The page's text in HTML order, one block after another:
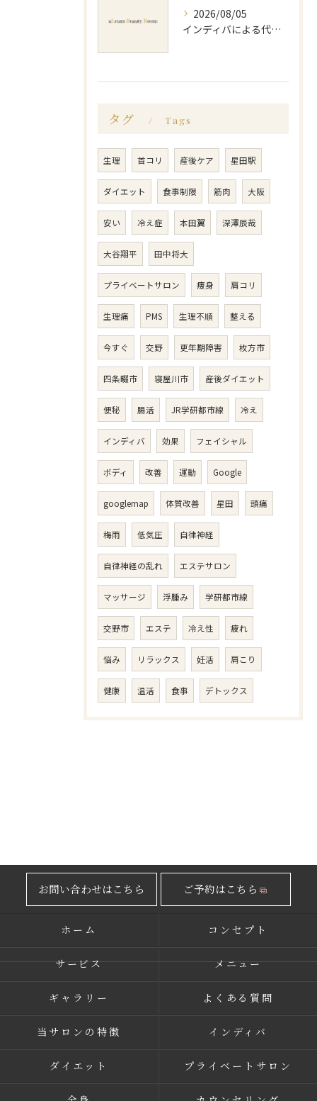
2026/08/05
インディバによる代謝アップのビフォーアフター実体験と効果的な回数の見極め方
タグ Tags
生理 首コリ 産後ケア 星田駅
ダイエット 食事制限 筋肉 大阪
安い 冷え症 本田翼 深澤辰哉
大谷翔平 田中将大
プライベートサロン 痩身 肩コリ
生理痛 PMS 生理不順 整える
今すぐ 交野 更年期障害 枚方市
四条畷市 寝屋川市 産後ダイエット
便秘 腸活 JR学研都市線 冷え
インディバ 効果 フェイシャル
ボディ 改善 運動 Google
googlemap 体質改善 星田 頭痛
梅雨 低気圧 自律神経
自律神経の乱れ エステサロン
マッサージ 浮腫み 学研都市線
交野市 エステ 冷え性 疲れ
悩み リラックス 妊活 肩こり
健康 温活 食事 デトックス
お問い合わせはこちら ご予約はこちら
ホーム コンセプト
サービス メニュー
ギャラリー よくある質問
当サロンの特徴 インディバ
ダイエット プライベートサロン